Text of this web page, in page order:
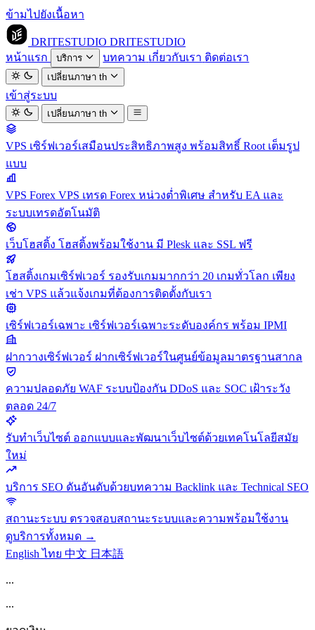
ข้ามไปยังเนื้อหา
DRITESTUDIO DRITESTUDIO
หน้าแรก
บริการ บทความ เกี่ยวกับเรา ติดต่อเรา
เปลี่ยนภาษาth
เข้าสู่ระบบ
เปลี่ยนภาษาth
VPS เซิร์ฟเวอร์เสมือนประสิทธิภาพสูง พร้อมสิทธิ์ Root เต็มรูป
แบบ
VPS Forex VPS เทรด Forex หน่วงต่ำพิเศษ สำหรับ EA และ
ระบบเทรดอัตโนมัติ
เว็บโฮสติ้ง โฮสติ้งพร้อมใช้งาน มี Plesk และ SSL ฟรี
โฮสติ้งเกมเซิร์ฟเวอร์ รองรับเกมมากกว่า 20 เกมทั่วโลก เพียง
เช่า VPS แล้วแจ้งเกมที่ต้องการติดตั้งกับเรา
เซิร์ฟเวอร์เฉพาะ เซิร์ฟเวอร์เฉพาะระดับองค์กร พร้อม IPMI
ฝากวางเซิร์ฟเวอร์ ฝากเซิร์ฟเวอร์ในศูนย์ข้อมูลมาตรฐานสากล
ความปลอดภัย WAF ระบบป้องกัน DDoS และ SOC เฝ้าระวัง
ตลอด 24/7
รับทำเว็บไซต์ ออกแบบและพัฒนาเว็บไซต์ด้วยเทคโนโลยีสมัย
ใหม่
บริการ SEO ดันอันดับด้วยบทความ Backlink และ Technical SEO
สถานะระบบ ตรวจสอบสถานะระบบและความพร้อมใช้งาน
ดูบริการทั้งหมด →
Englishไทย 中文 日本語
...
...